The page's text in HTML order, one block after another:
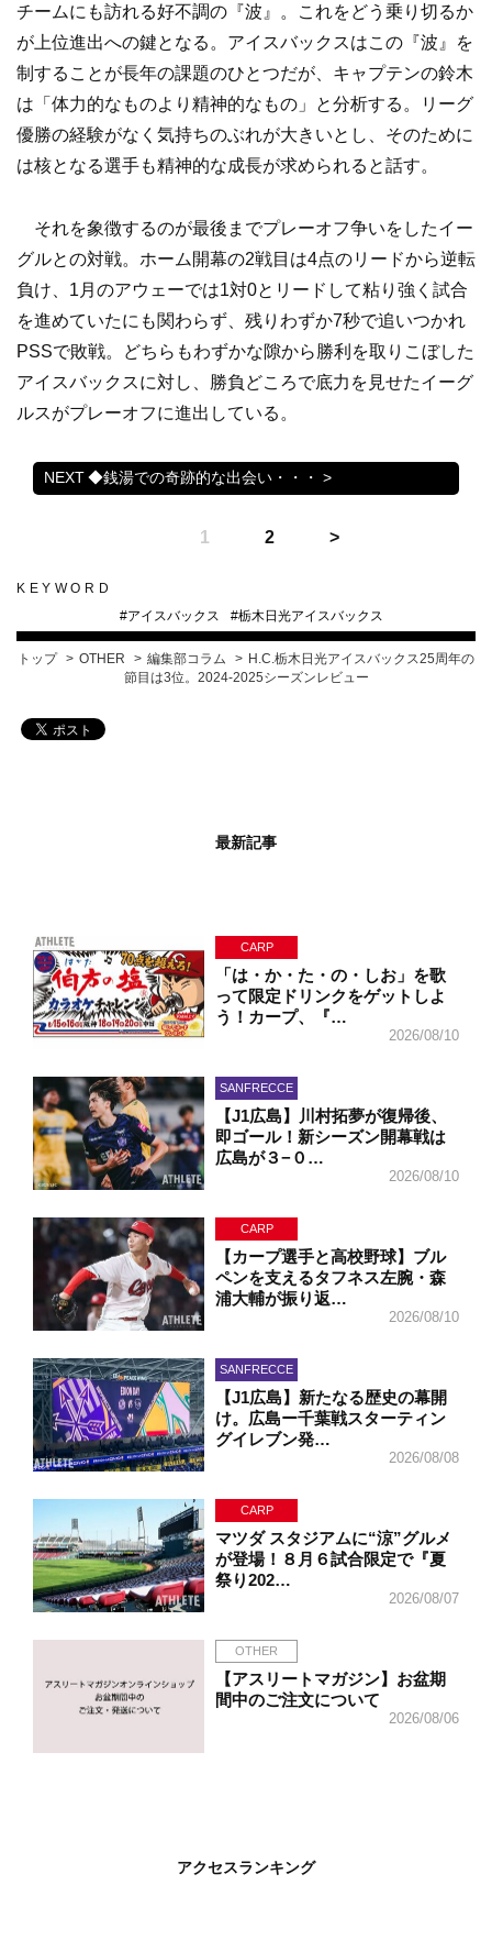
チームにも訪れる好不調の『波』。これをどう乗り切るか
が上位進出への鍵となる。アイスバックスはこの『波』を
制することが長年の課題のひとつだが、キャプテンの鈴木
は「体力的なものより精神的なもの」と分析する。リーグ
優勝の経験がなく気持ちのぶれが大きいとし、そのために
は核となる選手も精神的な成長が求められると話す。
それを象徴するのが最後までプレーオフ争いをしたイー
グルとの対戦。ホーム開幕の2戦目は4点のリードから逆転
負け、1月のアウェーでは1対0とリードして粘り強く試合
を進めていたにも関わらず、残りわずか7秒で追いつかれ
PSSで敗戦。どちらもわずかな隙から勝利を取りこぼした
アイスバックスに対し、勝負どころで底力を見せたイーグ
ルスがプレーオフに進出している。
◆銭湯での奇跡的な出会い・・・ >
1 2
KEYWORD
#アイスバックス #栃木日光アイスバックス
トップ OTHER 編集部コラム
H.C.栃木日光アイスバックス25周年の
節目は3位。2024-2025シーズンレビュー
最新記事
CARP
「は・か・た・の・しお」を歌
って限定ドリンクをゲットしよ
う！カープ、『…
2026/08/10
SANFRECCE
【J1広島】川村拓夢が復帰後、
即ゴール！新シーズン開幕戦は
広島が３−０…
2026/08/10
CARP
【カープ選手と高校野球】ブル
ペンを支えるタフネス左腕・森
浦大輔が振り返…
2026/08/10
SANFRECCE
【J1広島】新たなる歴史の幕開
け。広島ー千葉戦スターティン
グイレブン発…
2026/08/08
CARP
マツダ スタジアムに“涼”グルメ
が登場！８月６試合限定で『夏
祭り202…
2026/08/07
OTHER
【アスリートマガジン】お盆期
間中のご注文について
2026/08/06
アクセスランキング